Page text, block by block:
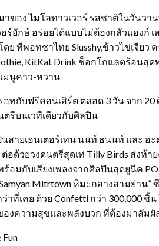
ของ ไมโลทาวเวอร์ รสชาติในวันว
ร์ยักษ์ อร่อยได้แบบไม่ต้องกลัวแฮงก์
ย ทีพอทชาไทย Slusshy,ข้าวไข่เจียว
KitKat Drink ช็อกโกแลตร้อน
มนูคาว-หวาน
ทกับฟรีคอนเสิร์ต ตลอด 3 วัน จาก
รีบนเวทีเดียวกับศิลปิน
สายเอนเตอร์เทน นนท์ ธนนท์ และ อ
ต่อด้วยวงดนตรีสุดเท่ Tilly Birds ส่ง
ร้อมกับเสียงเพลงจากศิลปินสุดยูนีค
Samyan Mitrtown หิมะกลางสามย่า
าที่เคย ด้วย Confetti กว่า 300,000
งความสุขและพลังบวก ที่ต้องมาสัมผั
Fun